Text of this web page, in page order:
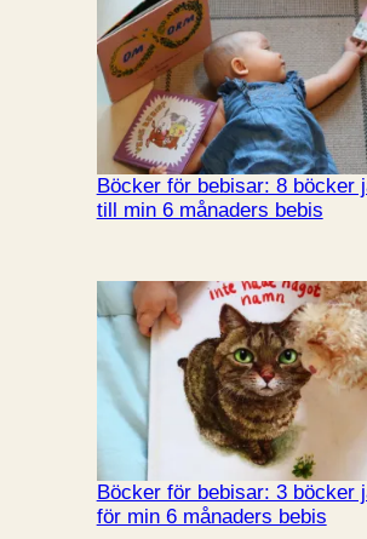
Böcker för bebisar: 8 böcker
till min 6 månaders bebis
Böcker för bebisar: 3 böcker
för min 6 månaders bebis